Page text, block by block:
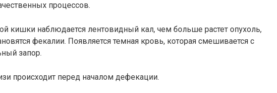
процессов.
кишки наблюдается лентовидный кал, чем больше растет опухоль,
фекалии. Появляется темная кровь, которая смешивается с
запор.
происходит перед началом дефекации.